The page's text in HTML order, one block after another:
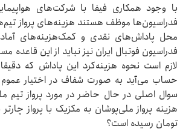
با وجود همکاری فیفا با شرکت‌های
فدراسیون‌ها موظف هستند هزینه‌های پرواز
محل پاداش‌های نقدی و کمک‌هزینه‌های
فدراسیون فوتبال ایران نیز نباید از این قاعده
لازم است نحوه هزینه‌کرد این پاداش که
حساب می‌آید به صورت شفاف در اختیار عموم و
سوال اصلی در حال حاضر در مورد پرواز
تومان رسیده است؟